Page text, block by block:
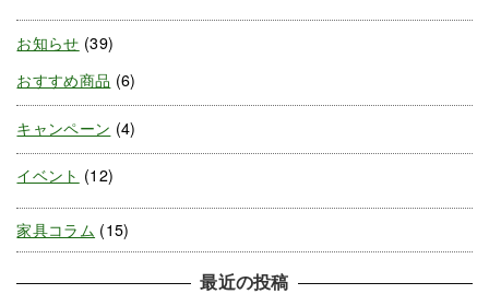
お知らせ (39)
おすすめ商品 (6)
キャンペーン (4)
イベント (12)
家具コラム (15)
最近の投稿